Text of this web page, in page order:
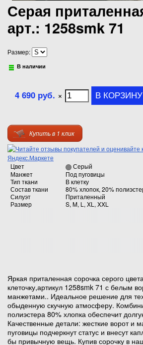
Серая
арт.: 1258smk 71
Размер:
В наличии
4 690 руб. ×
Купить в 1 клик
Цвет
Серый
Манжет
Под пуговицы
Тип ткани
В клетку
Состав ткани
80% хлопок, 20%
Силуэт
Приталенный
Размер
S, M, L, XL, XXL
Яркая приталенная сорочка серого
клеточку,артикул 1258smk 71 с белым
манжетами.. Идеальное решение для
обыденную скучную атмосферу.
полиэстера 80% хлопка обеспечит
Качественные детали: жесткие ворот и
пуговицы подчеркнут статус и внесут
бы привычную вещь. Купив сорочку в